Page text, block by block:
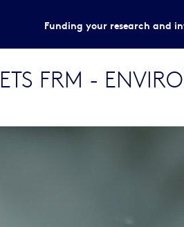
Funding your research and
FRM -